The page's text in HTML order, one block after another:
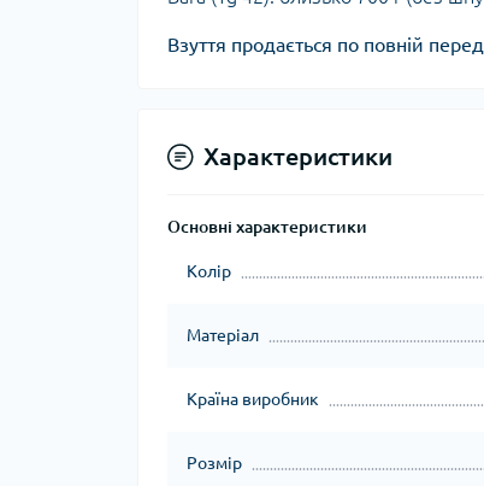
Взуття продається по повній
Характеристики
Основні характеристики
Колір
Матеріал
Країна виробник
Розмір